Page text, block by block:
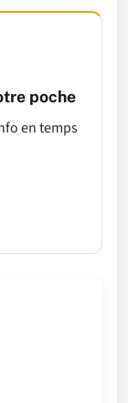
poche
en temps